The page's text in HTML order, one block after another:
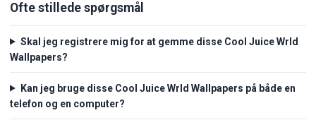
Ofte stillede spørgsmål
Skal jeg registrere mig for at gemme disse Cool Juice Wrld
Wallpapers?
Kan jeg bruge disse Cool Juice Wrld Wallpapers på både en
telefon og en computer?